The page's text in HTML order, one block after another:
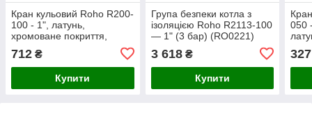
Кран кульовий Roho R200-
100 - 1", латунь,
хромоване покриття,
712 ₴
Купити
Група безпеки котла з
ізоляцією Roho R2113-100
— 1" (3 бар) (RO0221)
3 618₴
Купити
050
327